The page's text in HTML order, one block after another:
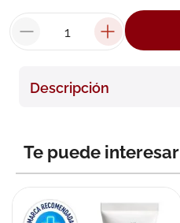
Descripción
Te puede interesar
cerave
7. megacistin
10.neumoflux